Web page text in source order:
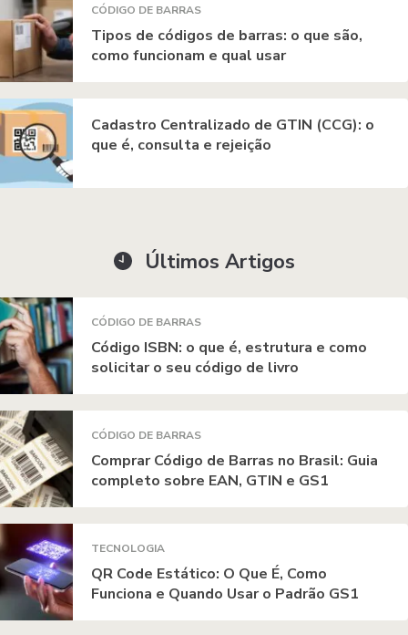
CÓDIGO DE BARRAS
Tipos de códigos de barras: o que são,
como funcionam e qual usar
Cadastro Centralizado de GTIN (CCG): o
que é, consulta e rejeição
Últimos Artigos
CÓDIGO DE BARRAS
Código ISBN: o que é, estrutura e como
solicitar o seu código de livro
CÓDIGO DE BARRAS
Comprar Código de Barras no Brasil: Guia
completo sobre EAN, GTIN e GS1
TECNOLOGIA
QR Code Estático: O Que É, Como
Funciona e Quando Usar o Padrão GS1